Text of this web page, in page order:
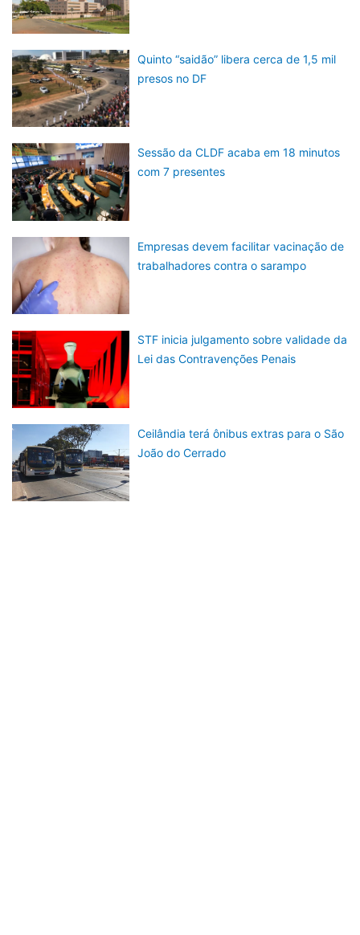
Quinto “saidão” libera cerca de 1,5 mil
presos no DF
Sessão da CLDF acaba em 18 minutos
com 7 presentes
Empresas devem facilitar vacinação de
trabalhadores contra o sarampo
STF inicia julgamento sobre validade da
Lei das Contravenções Penais
Ceilândia terá ônibus extras para o São
João do Cerrado